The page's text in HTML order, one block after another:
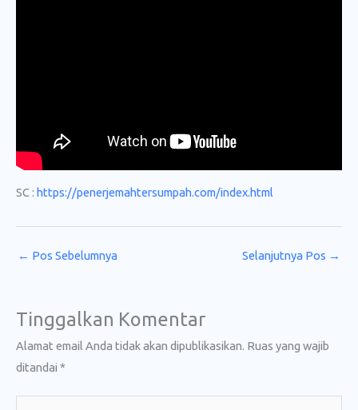
SC : https://penerjemahtersumpah.com/index.html
← Pos Sebelumnya Selanjutnya Pos →
Tinggalkan Komentar
Alamat email Anda tidak akan dipublikasikan. Ruas yang wajib
ditandai *